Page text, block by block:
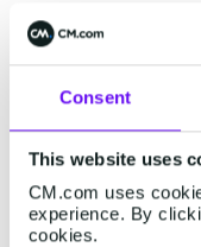
Consent
This website uses
CM.com uses
experience. By
cookies.
如果您已经是我
部第三方服务平台